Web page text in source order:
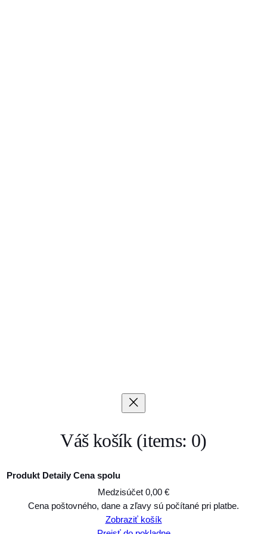
Váš košík (items: 0)
Produkty
Produkt Detaily Cena spolu
Medzisúčet 0,00 €
Cena poštovného, dane a zľavy sú počítané pri platbe.
Zobraziť košík